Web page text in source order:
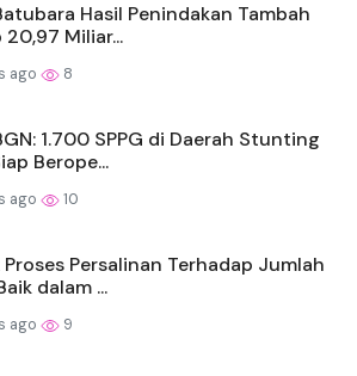
Hasil Penindakan Tambah
20,97 Miliar...
ago 8
1.700 SPPG di Daerah Stunting
Berope...
ago 10
Proses Persalinan Terhadap Jumlah
dalam ...
ago 9